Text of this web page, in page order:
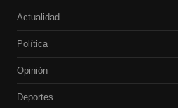
Actualidad
Política
Opinión
Deportes